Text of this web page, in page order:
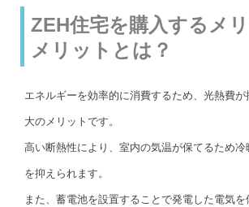
ZEH住宅を購入するメ
メリットとは？
エネルギーを効率的に消費するため、光熱費
大のメリットです。
高い断熱性により、室内の気温が保てるため冷
を抑えられます。
また、蓄電池を設置することで発電した電気